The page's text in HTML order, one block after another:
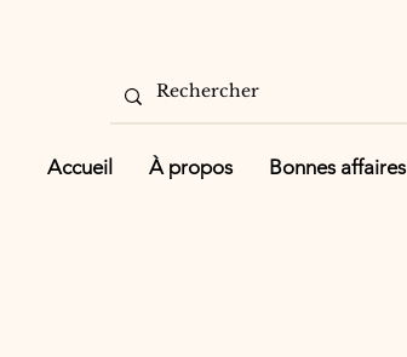
Accueil À propos Bonnes affaires